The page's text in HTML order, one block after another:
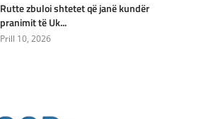
Rutte zbuloi shtetet që janë kundër
pranimit të Uk...
Prill 10, 2026